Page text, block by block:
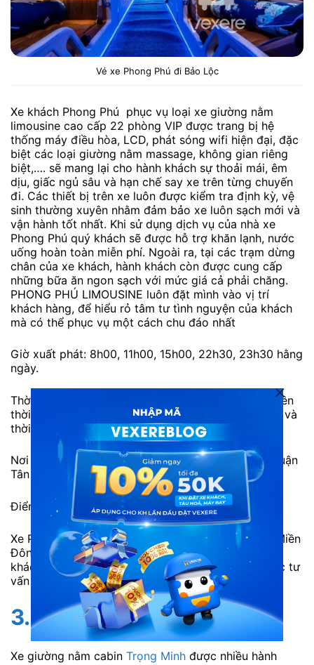
Vé xe Phong Phú đi Bảo Lộc
Xe khách Phong Phú phục vụ loại xe giường nằm
limousine cao cấp 22 phòng VIP được trang bị hệ
thống máy điều hòa, LCD, phát sóng wifi hiện đại, đặc
biệt các loại giường nằm massage, không gian riêng
biệt,…. sẽ mang lại cho hành khách sự thoải mái, êm
dịu, giấc ngủ sâu và hạn chế say xe trên từng chuyến
đi. Các thiết bị trên xe luôn được kiểm tra định kỳ, vệ
sinh thường xuyên nhằm đảm bảo xe luôn sạch mới và
vận hành tốt nhất. Khi sử dụng dịch vụ của nhà xe
Phong Phú quý khách sẽ được hỗ trợ khăn lạnh, nước
uống hoàn toàn miễn phí. Ngoài ra, tại các trạm dừng
chân của xe khách, hành khách còn được cung cấp
những bữa ăn ngon sạch với mức giá cả phải chăng.
PHONG PHÚ LIMOUSINE luôn đặt mình vào vị trí
khách hàng, để hiểu rỏ tâm tư tình nguyện của khách
mà có thể phục vụ một cách chu đáo nhất
Giờ xuất phát: 8h00, 11h00, 15h00, 22h30, 23h30 hằng
ngày.
Thời gian di chuyển: Khoảng 4h30’ đến 5h . Tuy nhiên
thời gian có thể chênh lệch do tình hình giao thông và
thời tiết.
Nơi đi: Văn phòng Sài Gòn (556 Hoàng Văn Thụ, Quận
Tân Bình, TP.Hồ Chí Minh)
Điểm đến: TP. Bảo Lộc, Tỉnh Lâm Đồng
Xe Phong Phú có hỗ trợ đón khách tận tại bến xe Miền
Đông và tại một số điểm trên đường xe đi. Hành
khách nên liên hệ về tổng đài 1900888684 để được tư
vấn và hỗ trợ một cách tốt nhất.
3. Xe Trọng Minh
Xe giường nằm cabin Trọng Minh được nhiều hành